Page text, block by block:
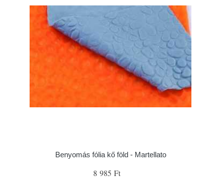
Benyomás fólia kő föld - Martellato
8 985 Ft